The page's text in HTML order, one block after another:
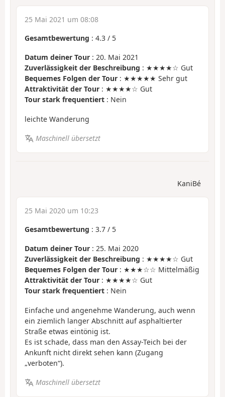
25 Mai 2021 um 08:08
Gesamtbewertung : 4.3 / 5
Datum deiner Tour : 20. Mai 2021
Zuverlässigkeit der Beschreibung : ★★★★☆ Gut
Bequemes Folgen der Tour : ★★★★★ Sehr gut
Attraktivität der Tour : ★★★★☆ Gut
Tour stark frequentiert : Nein
leichte Wanderung
Maschinell übersetzt
KaniBé
25 Mai 2020 um 10:23
Gesamtbewertung : 3.7 / 5
Datum deiner Tour : 25. Mai 2020
Zuverlässigkeit der Beschreibung : ★★★★☆ Gut
Bequemes Folgen der Tour : ★★★☆☆ Mittelmäßig
Attraktivität der Tour : ★★★★☆ Gut
Tour stark frequentiert : Nein
Einfache und angenehme Wanderung, auch wenn
ein ziemlich langer Abschnitt auf asphaltierter
Straße etwas eintönig ist.
Es ist schade, dass man den Assay-Teich bei der
Ankunft nicht direkt sehen kann (Zugang
„verboten“).
Maschinell übersetzt